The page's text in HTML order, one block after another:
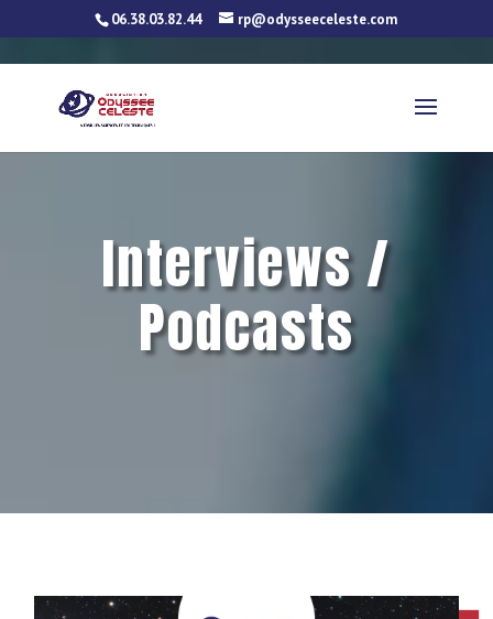
06.38.03.82.44 rp@odysseeceleste.com
Interviews /
Podcasts